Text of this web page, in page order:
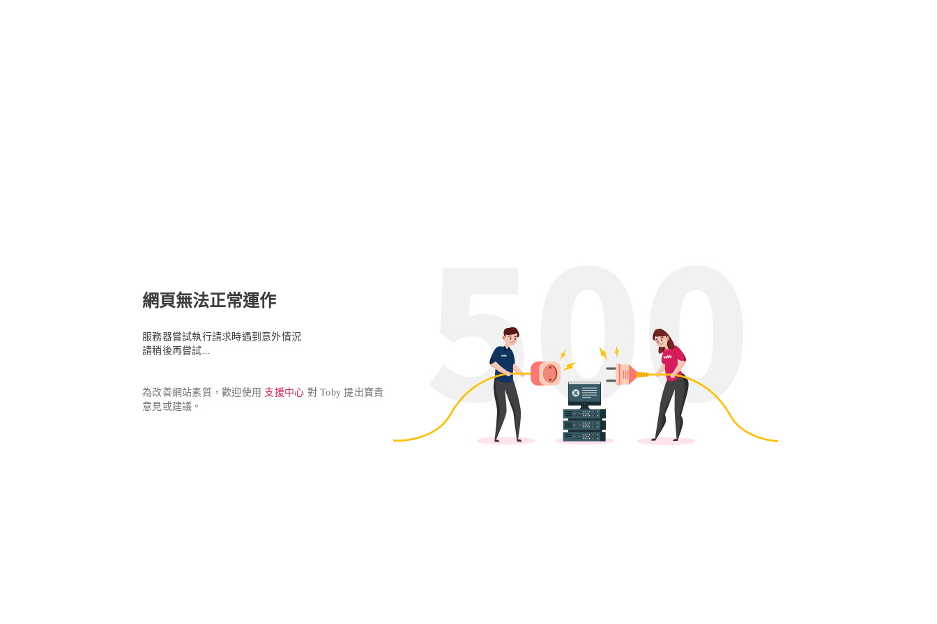
網頁無法正常運作
服務器嘗試執行請求時遇到意外情況
請稍後再嘗試...
為改善網站素質，歡迎使用 支援中心 對 Toby 提出寶貴
意見或建議。